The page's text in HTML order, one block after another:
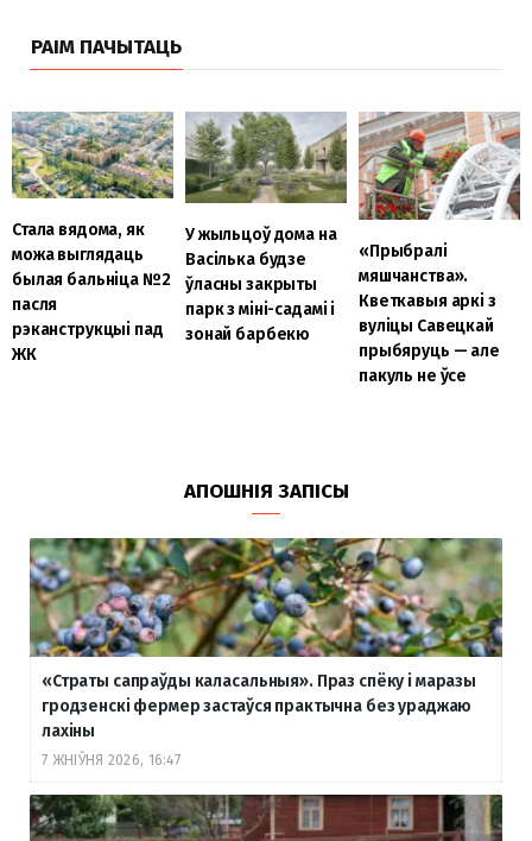
РАІМ ПАЧЫТАЦЬ
Стала вядома, як
можа выглядаць
былая бальніца №2
пасля
рэканструкцыі пад
ЖК
У жыльцоў дома на
Васілька будзе
ўласны закрыты
парк з міні-садамі і
зонай барбекю
«Прыбралі
мяшчанства».
Кветкавыя аркі з
вуліцы Савецкай
прыбяруць — але
пакуль не ўсе
АПОШНІЯ ЗАПІСЫ
«Страты сапраўды каласальныя». Праз спёку і маразы
гродзенскі фермер застаўся практычна без ураджаю
лахіны
7 ЖНІЎНЯ 2026, 16:47